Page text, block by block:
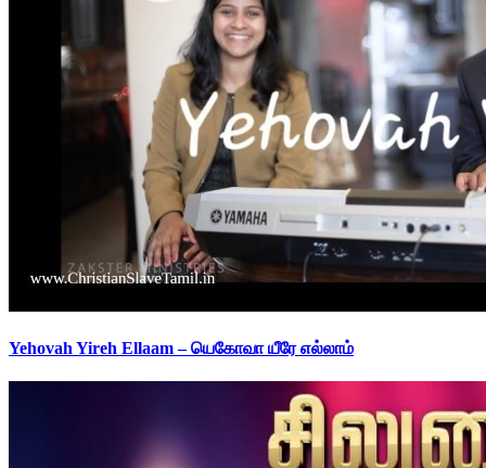
Yehovah Yireh Ellaam – யெகோவா யீரே எல்லாம்